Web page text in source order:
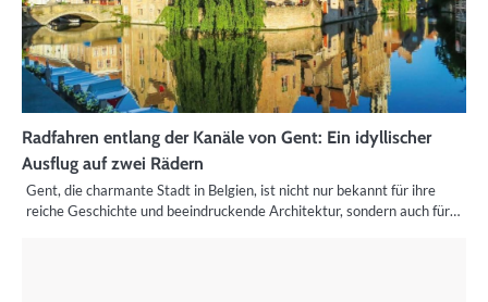
Radfahren entlang der Kanäle von Gent: Ein idyllischer
Ausflug auf zwei Rädern
Gent, die charmante Stadt in Belgien, ist nicht nur bekannt für ihre
reiche Geschichte und beeindruckende Architektur, sondern auch für…